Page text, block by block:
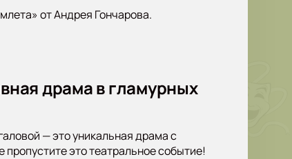
от Андрея Гончарова.
драма в гламурных
— это уникальная драма с
это театральное событие!